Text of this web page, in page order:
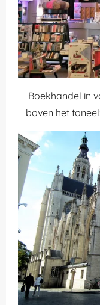
Boekhandel in
boven het toneel: